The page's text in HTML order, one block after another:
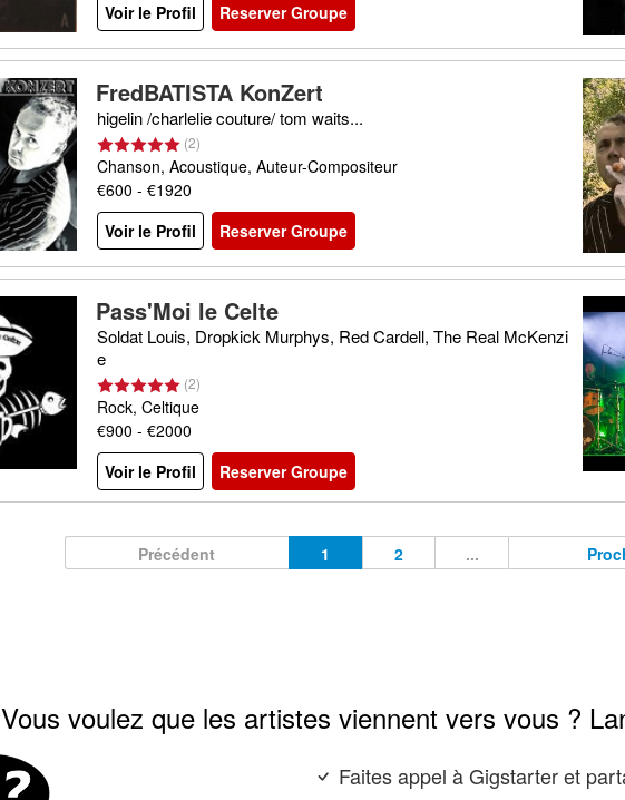
Voir le Profil
Reserver Groupe
FredBATISTA KonZert
higelin /charlelie couture/ tom waits...
(2)
Chanson, Acoustique, Auteur-Compositeur
€600 - €1920
Voir le Profil
Reserver Groupe
Pass'Moi le Celte
Soldat Louis, Dropkick Murphys, Red Cardell, The Real McKenzi
e
(2)
Rock, Celtique
€900 - €2000
Voir le Profil
Reserver Groupe
Précédent 1 2 ...
Vous voulez que les artistes viennent vers vous ?
Faites appel à Gigstarter et